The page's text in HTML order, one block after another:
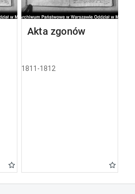
Akta zgonów
1811-1812